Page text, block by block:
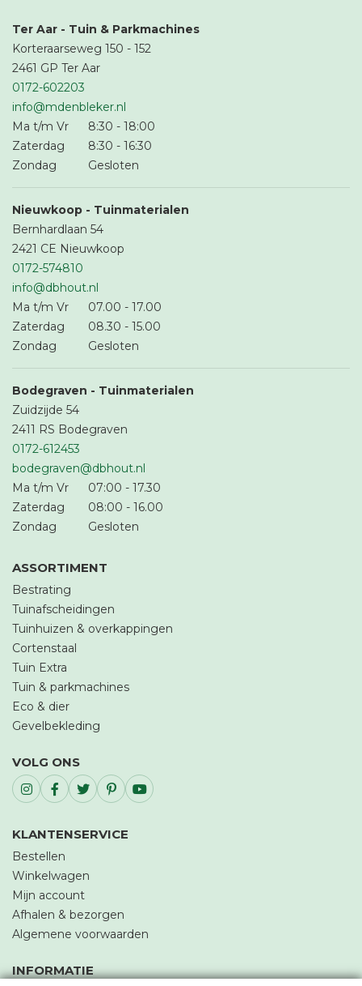
Ter Aar - Tuin & Parkmachines
Korteraarseweg 150 - 152
2461 GP Ter Aar
0172-602203
info@mdenbleker.nl
Ma t/m Vr
8:30 - 18:00
Zaterdag
8:30 - 16:30
Zondag
Gesloten
Nieuwkoop - Tuinmaterialen
Bernhardlaan 54
2421 CE Nieuwkoop
0172-574810
info@dbhout.nl
Ma t/m Vr
07.00 - 17.00
Zaterdag
08.30 - 15.00
Zondag
Gesloten
Bodegraven - Tuinmaterialen
Zuidzijde 54
2411 RS Bodegraven
0172-612453
bodegraven@dbhout.nl
Ma t/m Vr
07:00 - 17.30
Zaterdag
08:00 - 16.00
Zondag
Gesloten
ASSORTIMENT
Bestrating
Tuinafscheidingen
Tuinhuizen & overkappingen
Cortenstaal
Tuin Extra
Tuin & parkmachines
Eco & dier
Gevelbekleding
VOLG ONS
KLANTENSERVICE
Bestellen
Winkelwagen
Mijn account
Afhalen & bezorgen
Algemene voorwaarden
INFORMATIE